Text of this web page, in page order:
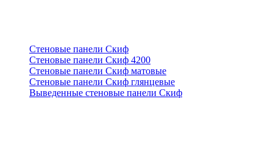
Стеновые панели Скиф
Стеновые панели Скиф 4200
Стеновые панели Скиф матовые
Стеновые панели Скиф глянцевые
Выведенные стеновые панели Скиф